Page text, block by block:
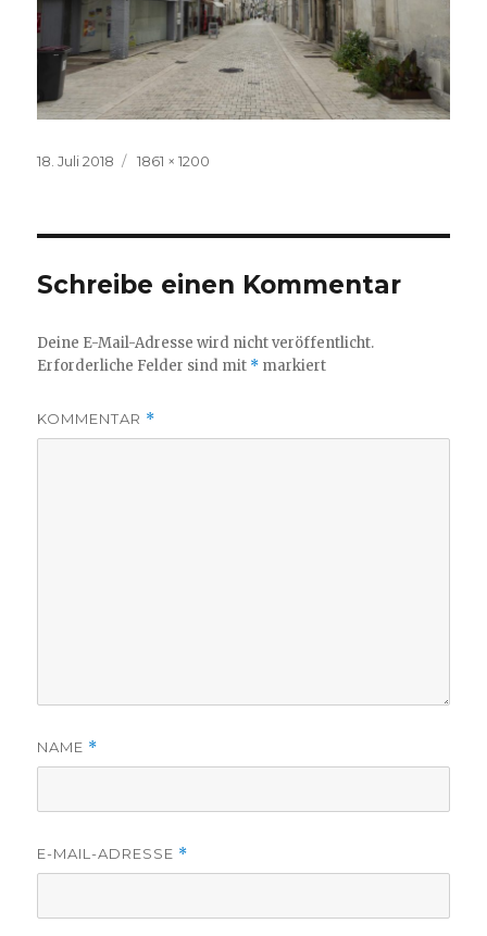
Veröffentlicht
18. Juli 2018
Volle
1861 × 1200
Schreibe einen Kommentar
Deine E-Mail-Adresse wird nicht veröffentlicht.
Erforderliche Felder sind mit * markiert
KOMMENTAR *
NAME *
E-MAIL-ADRESSE *